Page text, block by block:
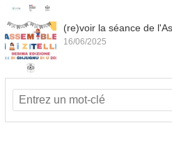
(re)voir la séance de
16/06/2025